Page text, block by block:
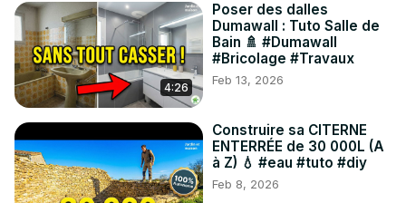
[00:02] Mise en place des tuyaux
[00:08] Perforation pour l'irrigation
[00:11] Le système d'arrosage en action !
👍 Si cette astuce vous a plu, n'oubliez pas de laisser un
"j'aime", de partager votre avis en commentaire et surtout
manquer aucune de nos prochaines vidéos !
Retrouvez plus de conseils et d'astuces sur notre site :
➡️ https://www.jardinetmaison.fr
#Jardinage #DIY #Potager
4:26
Poser des dalles
Dumawall : Tuto Salle de
Bain 🚿 #Dumawall
#Bricolage #Travaux
Feb 13, 2026
Construire sa CITERNE
ENTERRÉE de 30 000L (A
à Z) 💧 #eau #tuto #diy
Feb 8, 2026